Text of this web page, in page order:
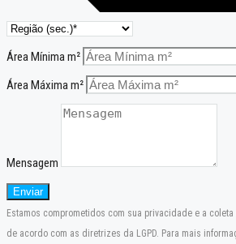
Área Mínima m²
Área Máxima m²
Mensagem
Enviar
Estamos comprometidos com sua privacidade e a
de acordo com as diretrizes da LGPD. Para mais